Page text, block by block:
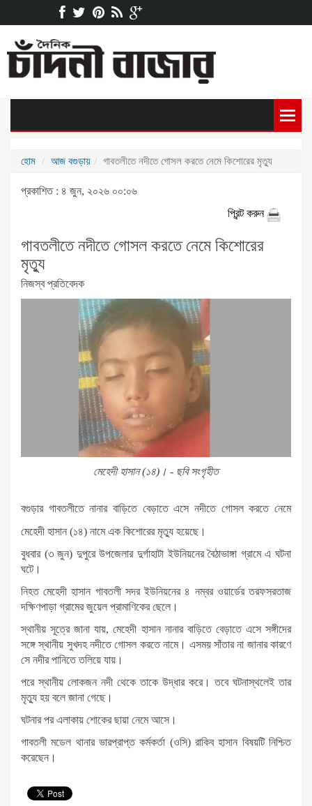
হোম আজ বগুড়ায় গাবতলীতে নদীতে গোসল করতে নেমে কিশোরের মৃত্যু
প্রকাশিত : ৪ জুন, ২০২৬ ০০:০৬
প্রিন্ট করুন
গাবতলীতে নদীতে গোসল করতে নেমে কিশোরের
মৃত্যু
নিজস্ব প্রতিবেদক
মেহেদী হাসান (১৪)। - ছবি সংগৃহীত
বগুড়ার গাবতলীতে নানার বাড়িতে বেড়াতে এসে নদীতে গোসল করতে নেমে
মেহেদী হাসান (১৪) নামে এক কিশোরের মৃত্যু হয়েছে।
বুধবার (৩ জুন) দুপুরে উপজেলার দুর্গাহাটা ইউনিয়নের বৈঠাভাঙ্গা গ্রামে এ ঘটনা
ঘটে।
নিহত মেহেদী হাসান গাবতলী সদর ইউনিয়নের ৪ নম্বর ওয়ার্ডের তরফসরতাজ
দক্ষিণপাড়া গ্রামের জুয়েল প্রামাণিকের ছেলে।
স্থানীয় সূত্রে জানা যায়, মেহেদী হাসান নানার বাড়িতে বেড়াতে এসে সঙ্গীদের
সঙ্গে স্থানীয় সুখদহ নদীতে গোসল করতে নামে। এসময় সাঁতার না জানার কারণে
সে নদীর পানিতে তলিয়ে যায়।
পরে স্থানীয় লোকজন নদী থেকে তাকে উদ্ধার করে। তবে ঘটনাস্থলেই তার
মৃত্যু হয় বলে জানা গেছে।
ঘটনার পর এলাকায় শোকের ছায়া নেমে আসে।
গাবতলী মডেল থানার ভারপ্রাপ্ত কর্মকর্তা (ওসি) রাকিব হাসান বিষয়টি নিশ্চিত
করেছেন।